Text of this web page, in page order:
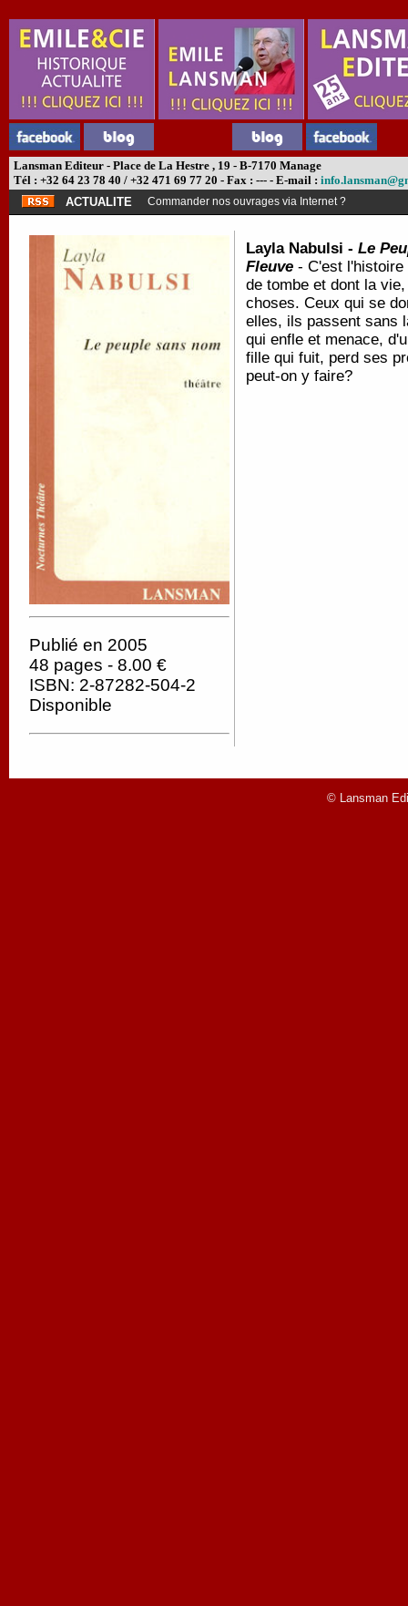
Lansman Editeur - Place de La Hestre , 19 - B-7170 Manage
Tél : +32 64 23 78 40 / +32 471 69 77 20 - Fax : --- - E-mail :
ACTUALITE
Commander nos ouvrages via Internet ?
Publié en 2005
48 pages - 8.00 €
ISBN: 2-87282-504-2
Disponible
Layla Nabulsi - Le
Fleuve - C'est l'histoire
de tombe et dont la
choses. Ceux qui se
elles, ils passent sans
qui enfle et menace,
fille qui fuit, perd ses
peut-on y faire?
© Lansman